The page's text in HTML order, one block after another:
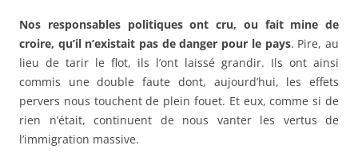
Nos responsables politiques ont cru, ou fait mine de
croire, qu’il n’existait pas de danger pour le pays. Pire, au
lieu de tarir le flot, ils l’ont laissé grandir. Ils ont ainsi
commis une double faute dont, aujourd’hui, les effets
pervers nous touchent de plein fouet. Et eux, comme si de
rien n’était, continuent de nous vanter les vertus de
l’immigration massive.